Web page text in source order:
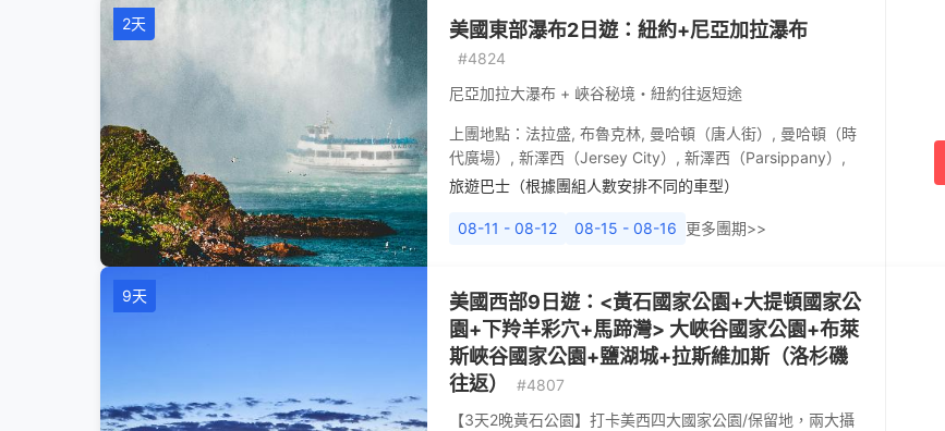
2天 美國東部瀑布2日遊：紐約+尼亞加拉瀑布
#4824
尼亞加拉大瀑布 + 峽谷秘境・紐約往返短途
上團地點： 法拉盛, 布魯克林, 曼哈頓（唐人街） , 曼哈頓（時
代廣場） , 新澤西（Jersey City） , 新澤西（Parsippany） ,
旅遊巴士（根據團組人數安排不同的車型）
08-11 - 08-12 08-15 - 08-16 更多團期>>
9天
美國西部9日遊：<黃石國家公園+大提頓國家公
園+下羚羊彩穴+馬蹄灣> 大峽谷國家公園+布萊
斯峽谷國家公園+鹽湖城+拉斯維加斯（洛杉磯
往返）
#4807
【3天2晚黃石公園】打卡美西四大國家公園/保留地，兩大攝